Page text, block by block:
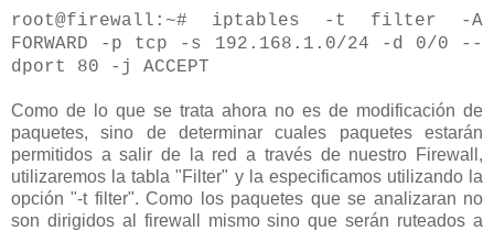
root@firewall:~# iptables -t filter -A
FORWARD -p tcp -s 192.168.1.0/24 -d 0/0 --
dport 80 -j ACCEPT
Como de lo que se trata ahora no es de modificación de
paquetes, sino de determinar cuales paquetes estarán
permitidos a salir de la red a través de nuestro Firewall,
utilizaremos la tabla "Filter" y la especificamos utilizando la
opción "-t filter". Como los paquetes que se analizaran no
son dirigidos al firewall mismo sino que serán ruteados a